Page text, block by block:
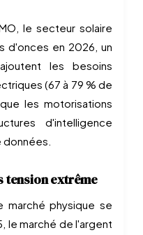
le secteur solaire
d'onces en 2026, un
les besoins
(67 à 79 % de
les motorisations
d'intelligence
tension extrême
marché physique se
le marché de l'argent